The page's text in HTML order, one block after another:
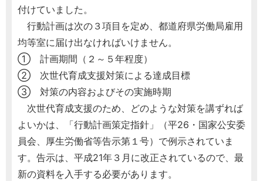
付けていました。
行動計画は次の３項目を定め、都道府県労働局雇用
均等室に届け出なければいけません。
① 計画期間（２～５年程度）
② 次世代育成支援対策による達成目標
③ 対策の内容およびその実施時期
次世代育成支援のため、どのような対策を講ずれば
よいかは、「行動計画策定指針」（平26・国家公安委
員会、厚生労働省等告示第１号）で例示されていま
す。告示は、平成21年３月に改正されているので、最
新の資料を入手する必要があります。